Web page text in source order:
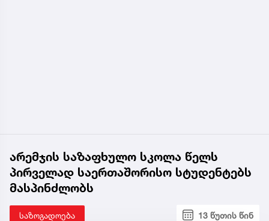
არემჯის საზაფხულო სკოლა წელს
პირველად საერთაშორისო სტუდენტებს
მასპინძლობს
საზოგადოება 13 წუთის წინ